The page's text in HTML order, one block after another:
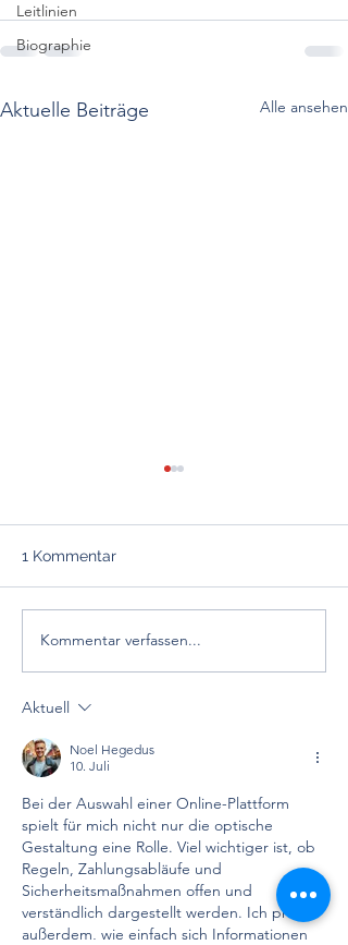
Leitlinien
Biographie
Aktuelle Beiträge Alle ansehen
Praktische Kardiologie:
höchste Risiko
1 Kommentar
Kommentar verfassen...
Aktuell
Noel Hegedus
10. Juli
Bei der Auswahl einer Online-Plattform
spielt für mich nicht nur die optische
Gestaltung eine Rolle. Viel wichtiger ist, ob
Regeln, Zahlungsabläufe und
Sicherheitsmaßnahmen offen und
verständlich dargestellt werden. Ich prüfe
außerdem, wie einfach sich Informationen